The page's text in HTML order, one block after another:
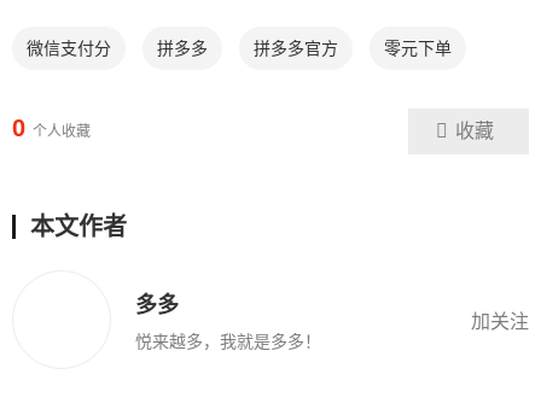
微信支付分 拼多多 拼多多官方 零元下单
0 个人收藏 收藏
本文作者
多多
悦来越多，我就是多多！
加关注